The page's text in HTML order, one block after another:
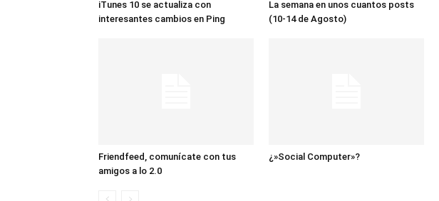
iTunes 10 se actualiza con
interesantes cambios en Ping
La semana en unos cuantos posts
(10-14 de Agosto)
Friendfeed, comunícate con tus
amigos a lo 2.0
¿»Social Computer»?